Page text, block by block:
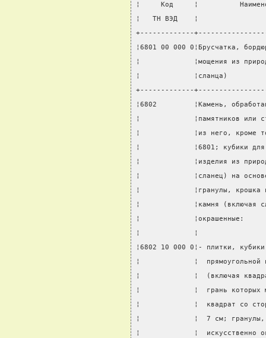
¦     Код     ¦
¦   ТН ВЭД    ¦
+-------------
¦6801 00 000 0¦Брусчатка,
¦             ¦мощения из
¦             ¦сланца)
+-------------
¦6802         ¦Камень,
¦             ¦памятников или
¦             ¦из него, кроме
¦             ¦6801; кубики для
¦             ¦изделия из
¦             ¦сланец) на
¦             ¦гранулы, крошка
¦             ¦камня (включая
¦
¦             ¦
¦6802 10 000 0¦- плитки,
¦             ¦  прямоугольной
¦             ¦  (включая
¦             ¦  грань которых
¦             ¦  квадрат со
¦             ¦  7 см;
¦             ¦